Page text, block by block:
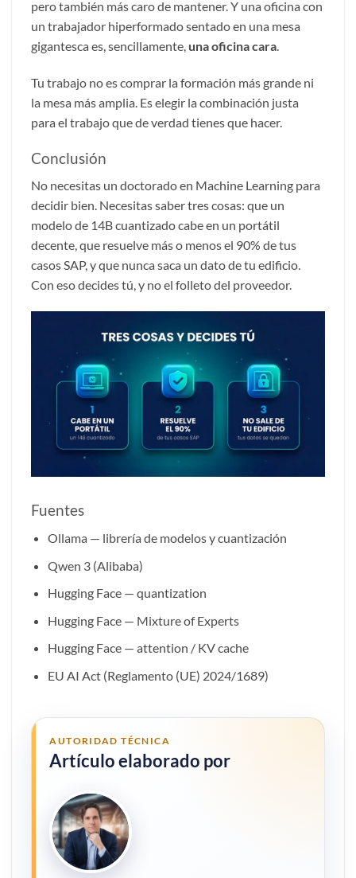
pero también más caro de mantener. Y una oficina con
un trabajador hiperformado sentado en una mesa
gigantesca es, sencillamente, una oficina cara.
Tu trabajo no es comprar la formación más grande ni
la mesa más amplia. Es elegir la combinación justa
para el trabajo que de verdad tienes que hacer.
Conclusión
No necesitas un doctorado en Machine Learning para
decidir bien. Necesitas saber tres cosas: que un
modelo de 14B cuantizado cabe en un portátil
decente, que resuelve más o menos el 90% de tus
casos SAP, y que nunca saca un dato de tu edificio.
Con eso decides tú, y no el folleto del proveedor.
Fuentes
Ollama — librería de modelos y cuantización
Qwen 3 (Alibaba)
Hugging Face — quantization
Hugging Face — Mixture of Experts
Hugging Face — attention / KV cache
EU AI Act (Reglamento (UE) 2024/1689)
AUTORIDAD TÉCNICA
Artículo elaborado por